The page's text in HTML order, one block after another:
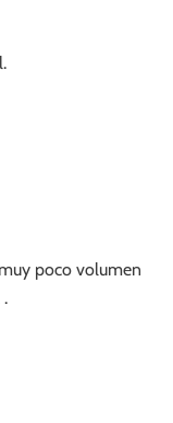
poco volumen